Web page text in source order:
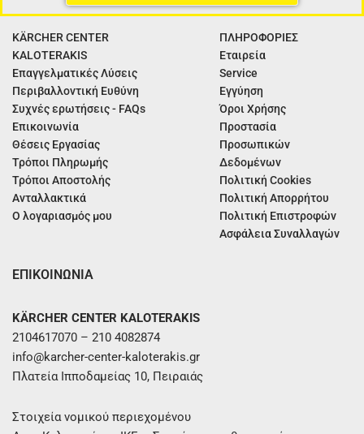
KÄRCHER CENTER
KALOTERAKIS
Επαγγελματικές Λύσεις
Περιβαλλοντική Ευθύνη
Συχνές ερωτήσεις - FAQs
Επικοινωνία
Θέσεις Εργασίας
Τρόποι Πληρωμής
Τρόποι Αποστολής
Ανταλλακτικά
Ο λογαριασμός μου
ΠΛΗΡΟΦΟΡΙΕΣ
Εταιρεία
Service
Εγγύηση
Όροι Χρήσης
Προστασία
Προσωπικών
Δεδομένων
Πολιτική Cookies
Πολιτική Απορρήτου
Πολιτική Επιστροφών
Ασφάλεια Συναλλαγών
ΕΠΙΚΟΙΝΩΝΙΑ
KÄRCHER CENTER KALOTERAKIS
2104617070 – 210 4082874
info@karcher-center-kaloterakis.gr
Πλατεία Ιπποδαμείας 10, Πειραιάς
Στοιχεία νομικού περιεχομένου